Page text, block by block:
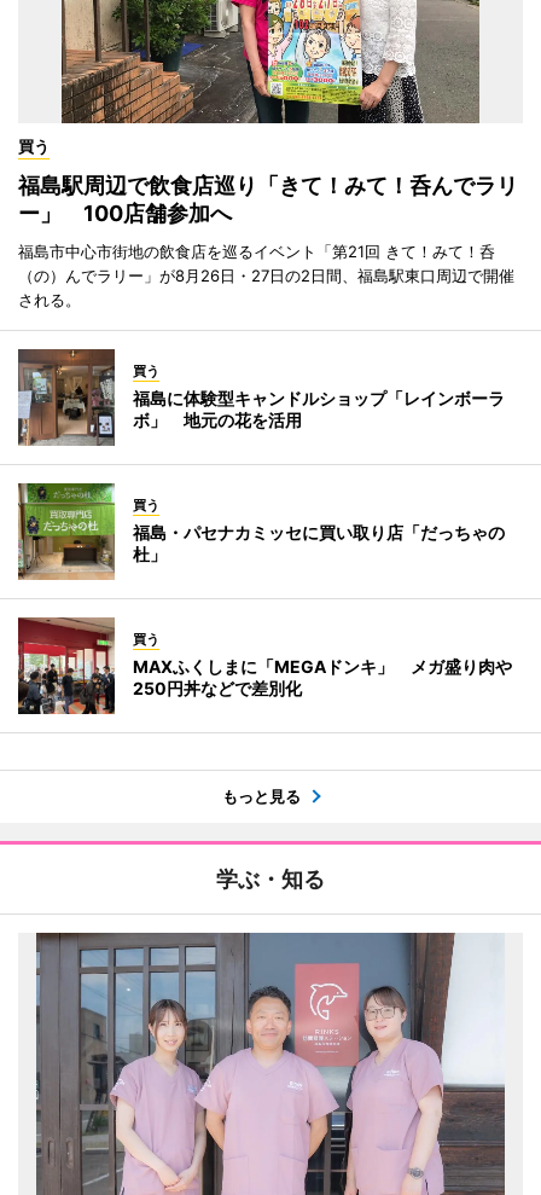
買う
福島駅周辺で飲食店巡り「きて！みて！呑んでラリ
ー」 100店舗参加へ
福島市中心市街地の飲食店を巡るイベント「第21回 きて！みて！呑
（の）んでラリー」が8月26日・27日の2日間、福島駅東口周辺で開催
される。
買う
福島に体験型キャンドルショップ「レインボーラ
ボ」 地元の花を活用
買う
福島・パセナカミッセに買い取り店「だっちゃの
杜」
買う
MAXふくしまに「MEGAドンキ」 メガ盛り肉や
250円丼などで差別化
もっと見る
学ぶ・知る